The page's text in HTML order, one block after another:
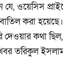
ওয়েসিস
করা
দেওয়ার কথা
তরিকুল